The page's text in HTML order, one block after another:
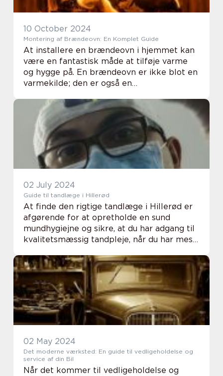
10 October 2024
Montering af Brændeovn: En Komplet Guide
At installere en brændeovn i hjemmet kan
være en fantastisk måde at tilføje varme
og hygge på. En brændeovn er ikke blot en
varmekilde; den er også en
kan komple...
02 July 2024
Guide til tandlæge i Hillerød
At finde den rigtige tandlæge i Hillerød er
afgørende for at opretholde en sund
mundhygiejne og sikre, at du har adgang til
kvalitetsmæssig tandpleje, når du har mest
området, skifter fra en anden tandlæ...
02 May 2024
Det moderne værksted: En guide til vedligeholdelse og
service af din Bil
Når det kommer til vedligeholdelse og